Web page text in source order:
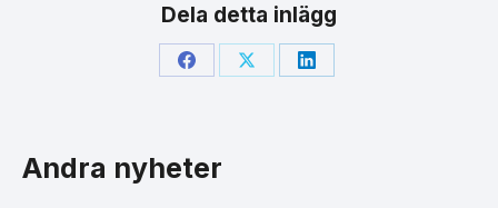
Dela detta inlägg
Share Share Share
Andra nyheter